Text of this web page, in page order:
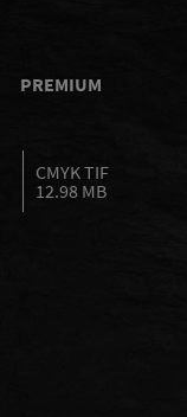
PREMIUM
CMYK TIF
12.98 MB